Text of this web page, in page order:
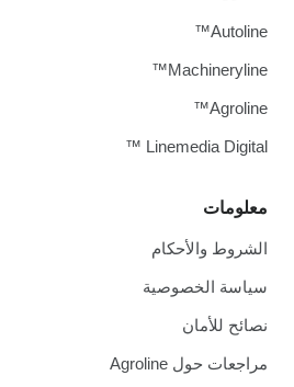
معلومات
الشروط والأحكام
سياسة الخصوصية
نصائح للأمان
مراجعات حول Agroline
Autoline™
Machineryline™
Agroline™
Linemedia Digital ™